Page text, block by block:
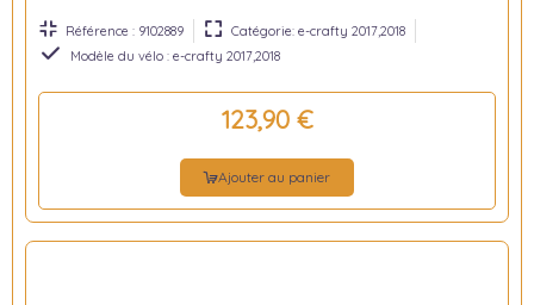
Référence : 9102889
Catégorie: e-crafty 2017,2018
Modèle du vélo : e-crafty 2017,2018
123,90 €
Ajouter au panier